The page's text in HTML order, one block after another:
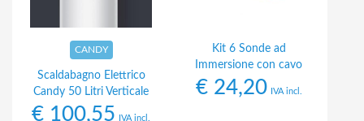
CANDY
Scaldabagno Elettrico
Candy 50 Litri Verticale
€ 100,55 IVA incl.
Kit 6 Sonde ad
Immersione con cavo
€24,20 IVA incl.